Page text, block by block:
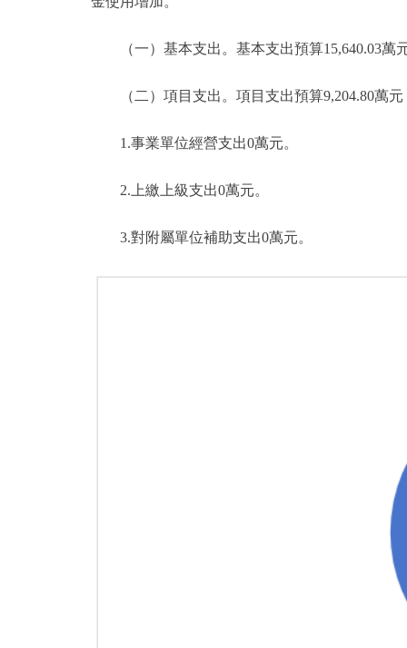
（一） 基本支出。基本支出預算15,640.03萬
（二）項目支出。項目支出預算9,204.80萬元
1.事業單位經營支出0萬元。
2.上繳上級支出0萬元。
3.對附屬單位補助支出0萬元。